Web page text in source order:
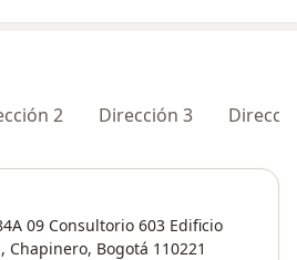
2 Dirección 3
09 Consultorio 603 Edificio
Chapinero, Bogotá 110221